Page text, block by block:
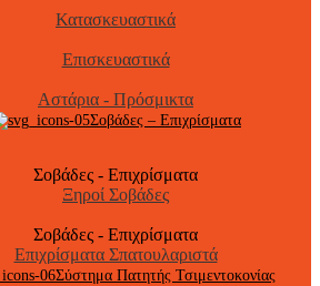
Κατασκευαστικά
Επισκευαστικά
Αστάρια - Πρόσμικτα
Σοβάδες – Επιχρίσματα
Σοβάδες - Επιχρίσματα
Ξηροί Σοβάδες
Σοβάδες - Επιχρίσματα
Επιχρίσματα Σπατουλαριστά
Σύστημα Πατητής Τσιμεντοκονίας